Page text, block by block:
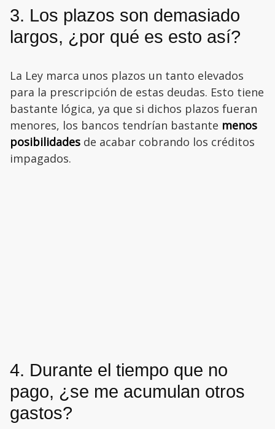
3. Los plazos son demasiado
largos, ¿por qué es esto así?
La Ley marca unos plazos un tanto elevados
para la prescripción de estas deudas. Esto tiene
bastante lógica, ya que si dichos plazos fueran
menores, los bancos tendrían bastante menos
posibilidades de acabar cobrando los créditos
impagados.
4. Durante el tiempo que no
pago, ¿se me acumulan otros
gastos?